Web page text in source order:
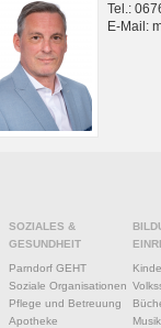
Tel.:
E-Mail:
SOZIALES &
GESUNDHEIT
Parndorf GEHT
Soziale Organisationen
Pflege und Betreuung
Apotheke